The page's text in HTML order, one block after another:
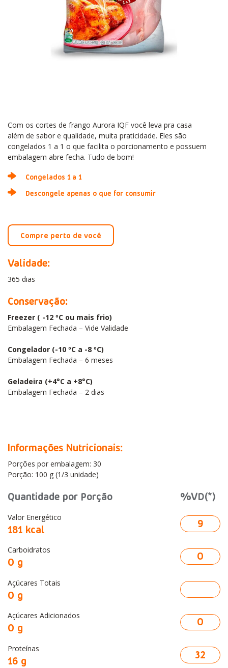
Com os cortes de frango Aurora IQF você leva pra casa
além de sabor e qualidade, muita praticidade. Eles são
congelados 1 a 1 o que facilita o porcionamento e possuem
embalagem abre fecha. Tudo de bom!
Congelados 1 a 1​
Descongele apenas o que for consumir
Compre perto de você
Validade:
365 dias
Conservação:
Freezer ( -12 ºC ou mais frio)
Embalagem Fechada – Vide Validade
Congelador (-10 ºC a -8 ºC)
Embalagem Fechada – 6 meses
Geladeira (+4°C a +8°C)
Embalagem Fechada – 2 dias
Informações Nutricionais:
Porções por embalagem: 30
Porção: 100 g (1/3 unidade)
Quantidade por Porção %VD(*)
Valor Energético
181 kcal 9
Carboidratos
0 g 0
Açúcares Totais
0 g
Açúcares Adicionados
0 g 0
Proteínas
16 g 32